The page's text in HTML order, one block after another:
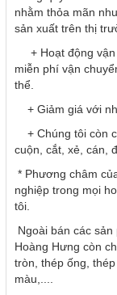
nhằm thỏa mãn
sản xuất trên thị
+ Hoạt động vận
miễn phí vận
thể.
+ Giảm giá với
+ Chúng tôi còn
cuộn, cắt, xẻ, cán,
* Phương châm
nghiệp trong mọi
tôi.
Ngoài bán các sản
Hoàng Hưng còn
tròn, thép ống,
màu,....